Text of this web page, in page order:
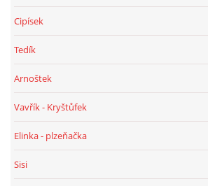
Cipísek
Tedík
Arnoštek
Vavřík - Kryštůfek
Elinka - plzeňačka
Sisi